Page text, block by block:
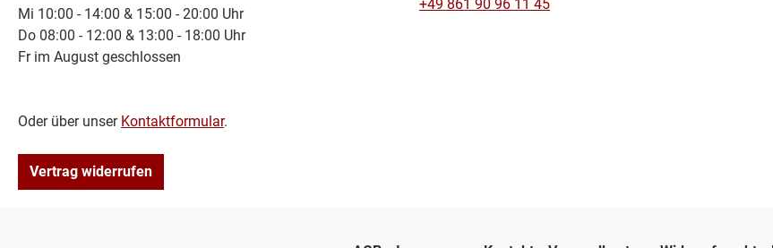
Mi 10:00 - 14:00 & 15:00 - 20:00 Uhr
Do 08:00 - 12:00 & 13:00 - 18:00 Uhr
Fr im August geschlossen
Oder über unser Kontaktformular.
Vertrag widerrufen
+49 861 90 96 11 45